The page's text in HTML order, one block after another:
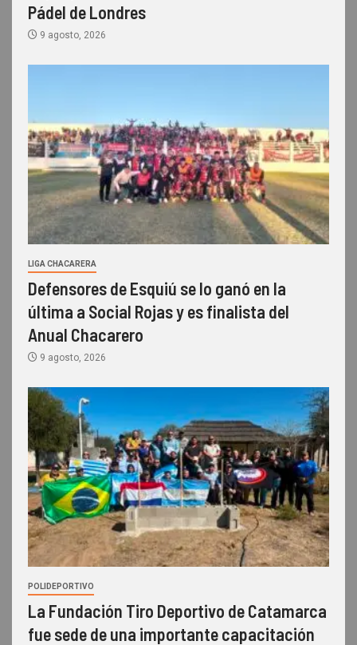
Pádel de Londres
9 agosto, 2026
LIGA CHACARERA
Defensores de Esquiú se lo ganó en la
última a Social Rojas y es finalista del
Anual Chacarero
9 agosto, 2026
POLIDEPORTIVO
La Fundación Tiro Deportivo de Catamarca
fue sede de una importante capacitación